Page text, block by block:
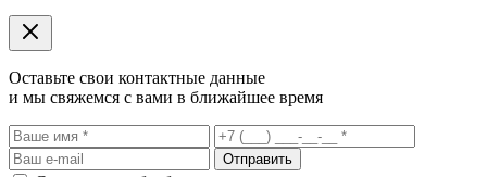
Оставьте свои контактные данные
и мы свяжемся с вами в ближайшее время
Отправить